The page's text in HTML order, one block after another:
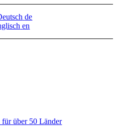
de
en
für über 50 Länder